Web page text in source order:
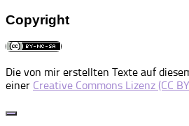
Copyright
Die von mir erstellten Texte auf
einer Creative Commons Lizenz (CC